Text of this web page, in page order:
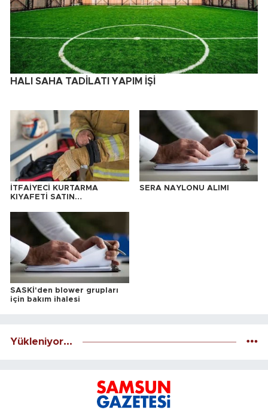
HALI SAHA TADİLATI YAPIM İŞİ
İTFAİYECİ KURTARMA
KIYAFETİ SATIN
SERA NAYLONU ALIMI
SASKİ'den blower grupları
için bakım ihalesi
Yükleniyor...